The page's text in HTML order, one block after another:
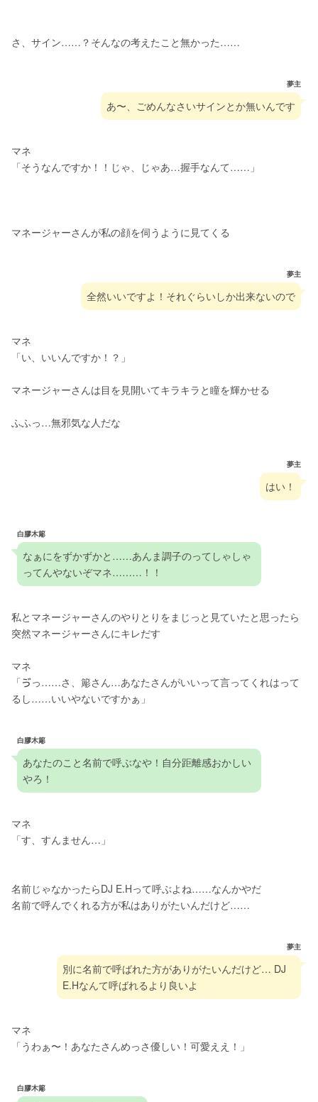
さ、サイン……？そんなの考えたこと無かった……
夢主
あ〜、ごめんなさいサインとか無いんです
マネ
「そうなんですか！！じゃ、じゃあ…握手なんて……」
マネージャーさんが私の顔を伺うように見てくる
夢主
全然いいですよ！それぐらいしか出来ないので
マネ
「い、いいんですか！？」
マネージャーさんは目を見開いてキラキラと瞳を輝かせる
ふふっ…無邪気な人だな
夢主
はい！
白膠木簓
なぁにをずかずかと……あんま調子のってしゃしゃ
ってんやないぞマネ………！！
私とマネージャーさんのやりとりをまじっと見ていたと思ったら
突然マネージャーさんにキレだす
マネ
「ゔっ……さ、簓さん…あなたさんがいいって言ってくれはって
るし……いいやないですかぁ」
白膠木簓
あなたのこと名前で呼ぶなや！自分距離感おかしい
やろ！
マネ
「す、すんません…」
名前じゃなかったらDJ E.Hって呼ぶよね……なんかやだ
名前で呼んでくれる方が私はありがたいんだけど……
夢主
別に名前で呼ばれた方がありがたいんだけど… DJ
E.Hなんて呼ばれるより良いよ
マネ
「うわぁ〜！あなたさんめっさ優しい！可愛ええ！」
白膠木簓